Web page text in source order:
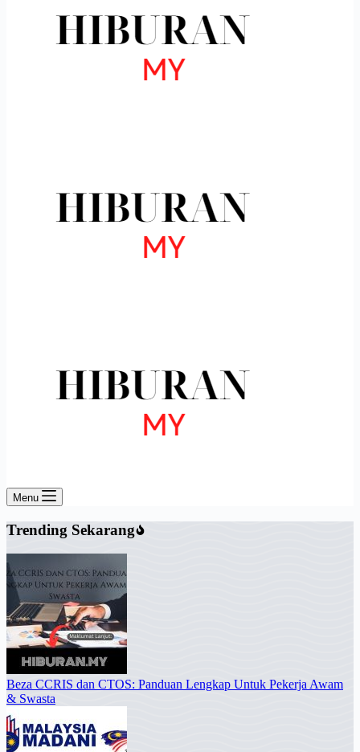
Menu
Trending Sekarang
Beza CCRIS dan CTOS: Panduan Lengkap Untuk Pekerja Awam
& Swasta